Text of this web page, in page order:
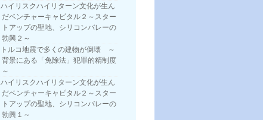
ハイリスクハイリターン文化が生ん
だベンチャーキャピタル２～スター
トアップの聖地、シリコンバレーの
勃興２～
トルコ地震で多くの建物が倒壊 ～
背景にある「免除法」犯罪的精制度
～
ハイリスクハイリターン文化が生ん
だベンチャーキャピタル２～スター
トアップの聖地、シリコンバレーの
勃興１～